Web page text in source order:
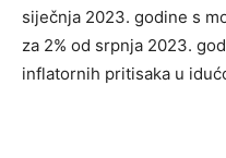
siječnja 2023. godine s
za 2% od srpnja 2023.
inflatornih pritisaka u